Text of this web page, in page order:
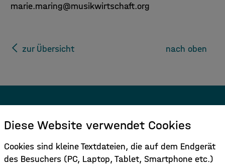
marie.maring@musikwirtschaft.org
zur Übersicht nach oben
Melden Sie sich für den Newsletter
Diese Website verwendet Cookies
Cookies sind kleine Textdateien, die auf dem Endgerät
des Besuchers (PC, Laptop, Tablet, Smartphone etc.)